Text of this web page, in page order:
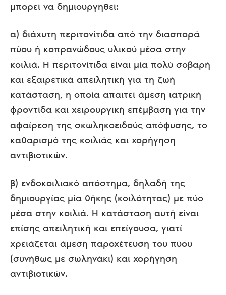
μπορεί να δημιουργηθεί:
α) διάχυτη περιτονίτιδα από την διασπορά
πύου ή κοπρανώδους υλικού μέσα στην
κοιλιά. Η περιτονίτιδα είναι μία πολύ σοβαρή
και εξαιρετικά απειλητική για τη ζωή
κατάσταση, η οποία απαιτεί άμεση ιατρική
φροντίδα και χειρουργική επέμβαση για την
αφαίρεση της σκωληκοειδούς απόφυσης, το
καθαρισμό της κοιλιάς και χορήγηση
αντιβιοτικών.
β) ενδοκοιλιακό απόστημα, δηλαδή της
δημιουργίας μία θήκης (κοιλότητας) με πύο
μέσα στην κοιλιά. Η κατάσταση αυτή είναι
επίσης απειλητική και επείγουσα, γιατί
χρειάζεται άμεση παροχέτευση του πύου
(συνήθως με σωληνάκι) και χορήγηση
αντιβιοτικών.